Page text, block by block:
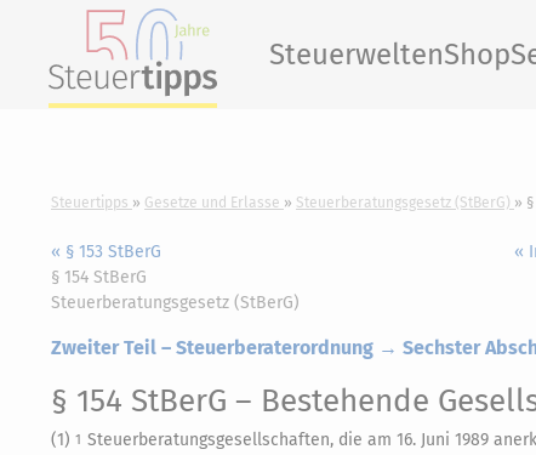
SteuerweltenShop
Steuertipps Gesetze und Erlasse Steuerberatungsgesetz (StBerG)
« § 153 StBerG «
§ 154 StBerG
Steuerberatungsgesetz (StBerG)
Zweiter Teil – Steuerberaterordnung → Sechster
§ 154 StBerG – Bestehende
(1) 1 Steuerberatungsgesellschaften, die am 16. Juni 1989